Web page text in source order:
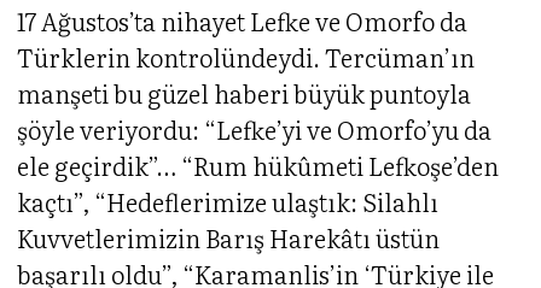
17 Ağustos’ta nihayet Lefke ve Omorfo da
Türklerin kontrolündeydi. Tercüman’ın
manşeti bu güzel haberi büyük puntoyla
şöyle veriyordu: “Lefke’yi ve Omorfo’yu da
ele geçirdik”… “Rum hükûmeti Lefkoşe’den
kaçtı”, “Hedeflerimize ulaştık: Silahlı
Kuvvetlerimizin Barış Harekâtı üstün
başarılı oldu”, “Karamanlis’in ‘Türkiye ile